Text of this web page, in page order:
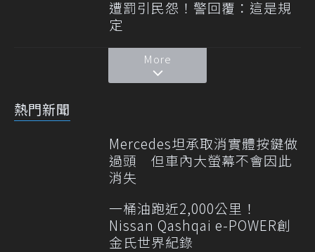
遭罰引民怨！警回覆：這是規
定
More
熱門新聞
Mercedes坦承取消實體按鍵做
過頭 但車內大螢幕不會因此
消失
一桶油跑近2,000公里！
Nissan Qashqai e-POWER創
金氏世界紀錄